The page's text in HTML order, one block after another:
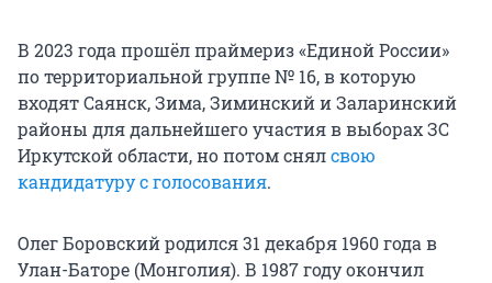
В 2023 года прошёл праймериз «Единой России»
по территориальной группе № 16, в которую
входят Саянск, Зима, Зиминский и Заларинский
районы для дальнейшего участия в выборах ЗС
Иркутской области, но потом снялсвою
кандидатуру с голосования.
Олег Боровский родился 31 декабря 1960 года в
Улан-Баторе (Монголия). В 1987 году окончил